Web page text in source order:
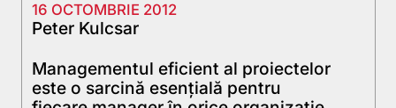
16 OCTOMBRIE 2012
Peter Kulcsar
Managementul eficient al proiectelor
este o sarcină esențială pentru